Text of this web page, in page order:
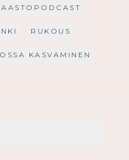
RUKOUS
KASVAMINEN